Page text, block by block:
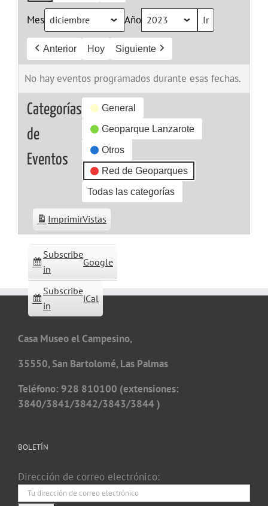
Mes Año
Anterior Hoy Siguiente
No hay eventos programados durante esas fechas.
Categorías
de
Eventos
General
Geoparque Lanzarote
Otros
Red de Geoparques
Todas las categorías
Subscribe
in
Google
Subscribe
in
iCal
ImprimirVistas
Casa Museo el Campesino,
35550, San Bartolomé, Las Palmas
Teléfono: 928 810100 (extensiones:
3840/3841/3842/3843/3844 )
BOLETÍN
Dirección de correo electrónico: